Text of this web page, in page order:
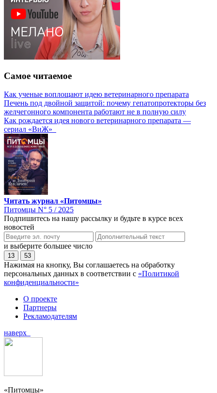
Самое читаемое
Как ученые воплощают идею ветеринарного препарата
Печень под двойной защитой: почему гепатопротекторы без
желчегонного компонента работают не в полную силу
Как рождается идея нового ветеринарного препарата —
сериал «ВиЖ»
Читать журнал «Питомцы»
Питомцы N° 5 / 2025
Подпишитесь на нашу рассылку и будьте в курсе всех
новостей
и выберите большее число
13 53
Нажимая на кнопку, Вы соглашаетесь на обработку
персональных данных в соответствии с «Политикой
конфиденциальности»
О проекте
Партнеры
Рекламодателям
наверх
«Питомцы»